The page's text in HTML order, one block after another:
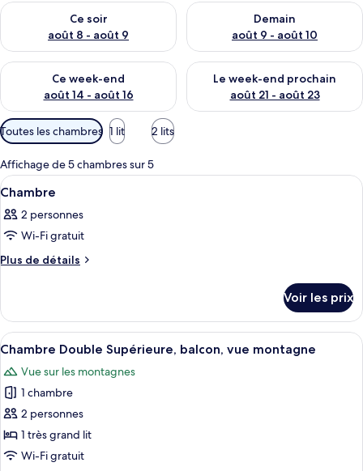
Ce soir
août 8 - août 9
Vérifier la disponibilité pour ce soir août 8 - août 9
Demain
août 9 - août 10
Vérifier la disponibilité pour
Ce week-end
août 14 - août 16
Vérifier la disponibilité pour ce week-end août 14 - août 16
Le week-end prochain
août 21 - août 23
Vérifier la disponibilité pour
Filtres
disponibles
pour
les
chambres
Toutes les chambres 1 lit 2 lits
Affichage de 5 chambres sur 5
Afficher
toutes
les
photos
pour
de
chambre :
Chambre
Une chambre d’hôtel équipée d’un
1
Chambre
2 personnes
Wi-Fi gratuit
Plus de détails
Plus
le
type
de
Chambre
Voir les prix
Afficher
toutes
les
photos
pour
ce
type
Une chambre d’hôtel avec un grand
1
Chambre Double Supérieure, balcon, vue montagne
Vue sur les montagnes
1 chambre
2 personnes
1 très grand lit
Wi-Fi gratuit